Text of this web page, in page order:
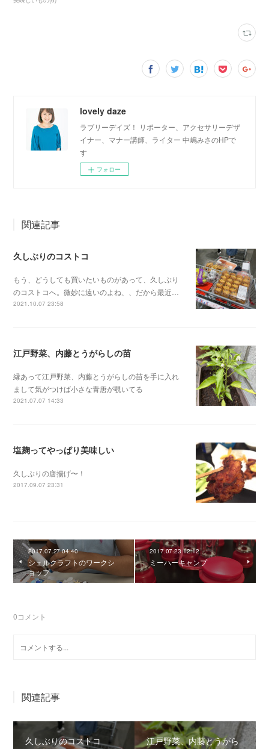
lovely daze
ラブリーデイズ！ リポーター、アクセサリーデザ
イナー、マナー講師、ライター 中嶋みさのHPで
す
フォロー
関連記事
久しぶりのコストコ
もう、どうしても買いたいものがあって、久しぶり
のコストコへ。微妙に遠いのよね、、だから最近…
2021.10.07 23:58
江戸野菜、内藤とうがらしの苗
縁あって江戸野菜、内藤とうがらしの苗を手に入れ
まして気がつけば小さな青唐が覗いてる
2021.07.07 14:33
塩麹ってやっぱり美味しい
久しぶりの唐揚げ〜！
2017.09.07 23:31
2017.07.27 04:40
シェルクラフトのワークシ
ョップ
2017.07.23 12:12
ミーハーキャンプ
0コメント
関連記事
久しぶりのコストコ
江戸野菜、内藤とうがら